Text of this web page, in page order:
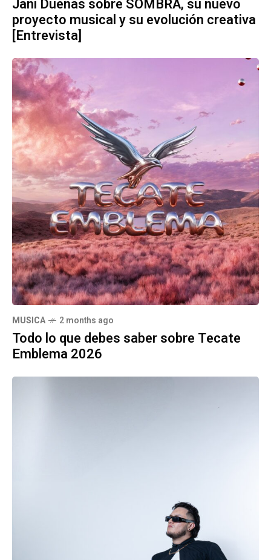
Jani Dueñas sobre SOMBRA, su nuevo
proyecto musical y su evolución creativa
[Entrevista]
MUSICA 2 months ago
Todo lo que debes saber sobre Tecate
Emblema 2026